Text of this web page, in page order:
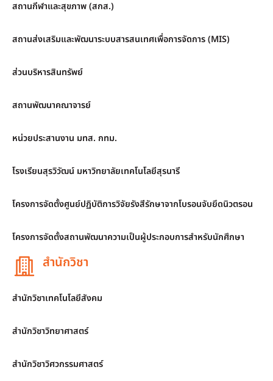
สถานกีฬาและสุขภาพ (สกส.)
สถานส่งเสริมและพัฒนาระบบสารสนเทศเพื่อการจัดการ (MIS)
ส่วนบริหารสินทรัพย์
สถานพัฒนาคณาจารย์
หน่วยประสานงาน มทส. กทม.
โรงเรียนสุรวิวัฒน์ มหาวิทยาลัยเทคโนโลยีสุรนารี
โครงการจัดตั้งศูนย์ปฏิบัติการวิจัยรังสีรักษาจากโบรอนจับยึดนิวตรอน
โครงการจัดตั้งสถานพัฒนาความเป็นผู้ประกอบการสำหรับนักศึกษา
สำนักวิชา
สำนักวิชาเทคโนโลยีสังคม
สำนักวิชาวิทยาศาสตร์
สำนักวิชาวิศวกรรมศาสตร์